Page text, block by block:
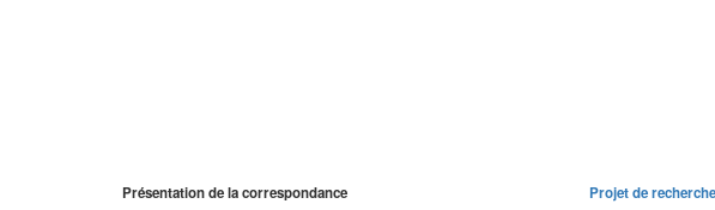
Présentation de la correspondance Projet de recherche